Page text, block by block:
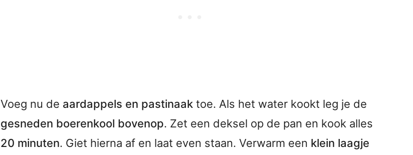
Voeg nu de aardappels en pastinaaktoe. Als het water kookt leg je de
gesneden boerenkool bovenop. Zet een deksel op de pan en kook alles
20 minuten. Giet hierna af en laat even staan. Verwarm een klein laagje